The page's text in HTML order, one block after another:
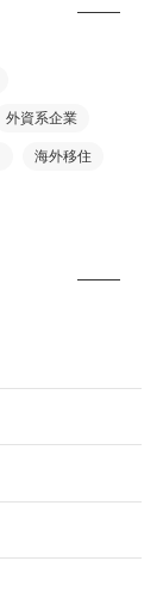
外資系企業
海外移住